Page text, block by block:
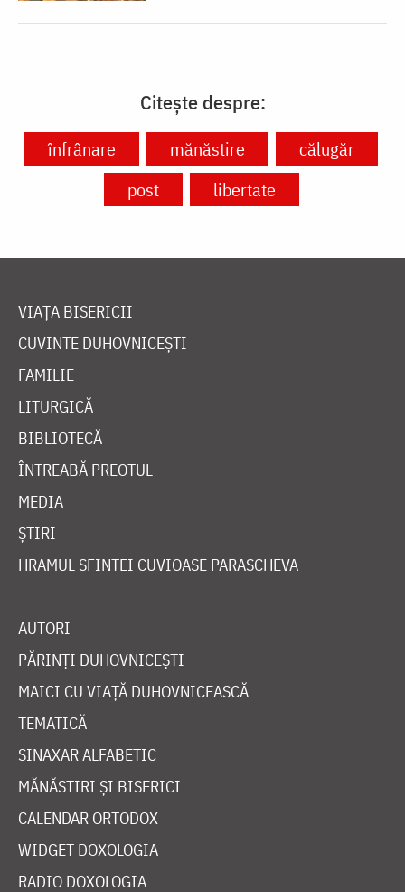
Citește despre:
înfrânare mănăstire
călugăr
post
libertate
VIAȚA BISERICII
CUVINTE DUHOVNICEȘTI
FAMILIE
LITURGICĂ
BIBLIOTECĂ
ÎNTREABĂ PREOTUL
MEDIA
ȘTIRI
HRAMUL SFINTEI CUVIOASE PARASCHEVA
AUTORI
PĂRINȚI DUHOVNICEȘTI
MAICI CU VIAȚĂ DUHOVNICEASCĂ
TEMATICĂ
SINAXAR ALFABETIC
MĂNĂSTIRI ȘI BISERICI
CALENDAR ORTODOX
WIDGET DOXOLOGIA
RADIO DOXOLOGIA